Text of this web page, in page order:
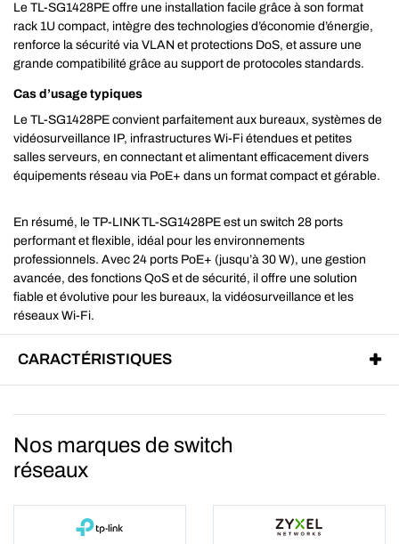
Le TL-SG1428PE offre une installation facile grâce à son format
rack 1U compact, intègre des technologies d’économie d’énergie,
renforce la sécurité via VLAN et protections DoS, et assure une
grande compatibilité grâce au support de protocoles standards.
Cas d’usage typiques
Le TL-SG1428PE convient parfaitement aux bureaux, systèmes de
vidéosurveillance IP, infrastructures Wi-Fi étendues et petites
salles serveurs, en connectant et alimentant efficacement divers
équipements réseau via PoE+ dans un format compact et gérable.
En résumé, le TP-LINK TL-SG1428PE est un switch 28 ports
performant et flexible, idéal pour les environnements
professionnels. Avec 24 ports PoE+ (jusqu’à 30 W), une gestion
avancée, des fonctions QoS et de sécurité, il offre une solution
fiable et évolutive pour les bureaux, la vidéosurveillance et les
réseaux Wi-Fi.
CARACTÉRISTIQUES
Nos marques de switch
réseaux